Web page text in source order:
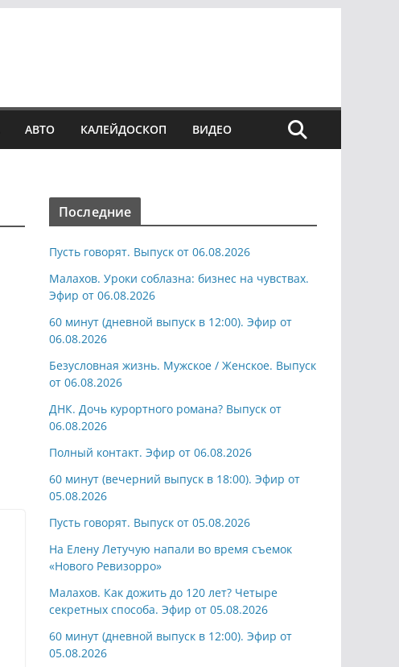
АВТО КАЛЕЙДОСКОП ВИДЕО
Последние
Пусть говорят. Выпуск от 06.08.2026
Малахов. Уроки соблазна: бизнес на чувствах.
Эфир от 06.08.2026
60 минут (дневной выпуск в 12:00). Эфир от
06.08.2026
Безусловная жизнь. Мужское / Женское. Выпуск
от 06.08.2026
ДНК. Дочь курортного романа? Выпуск от
06.08.2026
Полный контакт. Эфир от 06.08.2026
60 минут (вечерний выпуск в 18:00). Эфир от
05.08.2026
Пусть говорят. Выпуск от 05.08.2026
На Елену Летучую напали во время съемок
«Нового Ревизорро»
Малахов. Как дожить до 120 лет? Четыре
секретных способа. Эфир от 05.08.2026
60 минут (дневной выпуск в 12:00). Эфир от
05.08.2026